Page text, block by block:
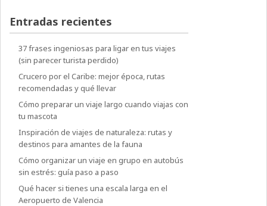
Entradas recientes
37 frases ingeniosas para ligar en tus viajes
(sin parecer turista perdido)
Crucero por el Caribe: mejor época, rutas
recomendadas y qué llevar
Cómo preparar un viaje largo cuando viajas con
tu mascota
Inspiración de viajes de naturaleza: rutas y
destinos para amantes de la fauna
Cómo organizar un viaje en grupo en autobús
sin estrés: guía paso a paso
Qué hacer si tienes una escala larga en el
Aeropuerto de Valencia